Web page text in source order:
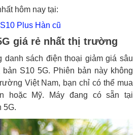
hôm nay tại:
Plus Hàn cũ
giá rẻ nhất thị trường
danh sách điện thoại giảm giá sâu
S10 5G. Phiên bản này không
Việt Nam, bạn chỉ có thể mua
hoặc Mỹ. Máy đang có sẵn tại
5G.